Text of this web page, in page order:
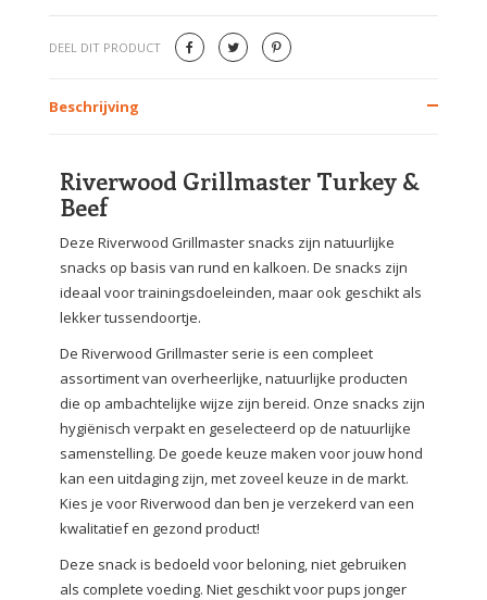
DEEL DIT PRODUCT
Beschrijving
Riverwood Grillmaster Turkey &
Beef
Deze Riverwood Grillmaster snacks zijn natuurlijke
snacks op basis van rund en kalkoen. De snacks zijn
ideaal voor trainingsdoeleinden, maar ook geschikt als
lekker tussendoortje.
De Riverwood Grillmaster serie is een compleet
assortiment van overheerlijke, natuurlijke producten
die op ambachtelijke wijze zijn bereid. Onze snacks zijn
hygiënisch verpakt en geselecteerd op de natuurlijke
samenstelling. De goede keuze maken voor jouw hond
kan een uitdaging zijn, met zoveel keuze in de markt.
Kies je voor Riverwood dan ben je verzekerd van een
kwalitatief en gezond product!
Deze snack is bedoeld voor beloning, niet gebruiken
als complete voeding. Niet geschikt voor pups jonger